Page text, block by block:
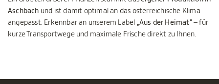
Aschbach und ist damit optimal an das österreichische Klima
angepasst. Erkennbar an unserem Label „Aus der Heimat"– für
kurze Transportwege und maximale Frische direkt zu Ihnen.